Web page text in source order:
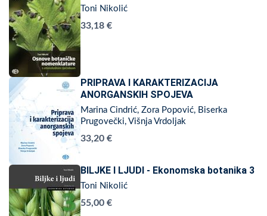
Toni Nikolić
33,18 €
PRIPRAVA I KARAKTERIZACIJA
ANORGANSKIH SPOJEVA
Marina Cindrić, Zora Popović, Biserka
Prugovečki, Višnja Vrdoljak
33,20 €
BILJKE I LJUDI - Ekonomska botanika 3
Toni Nikolić
55,00 €